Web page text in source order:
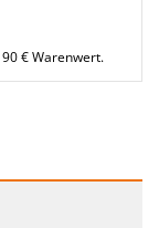
€ Warenwert.